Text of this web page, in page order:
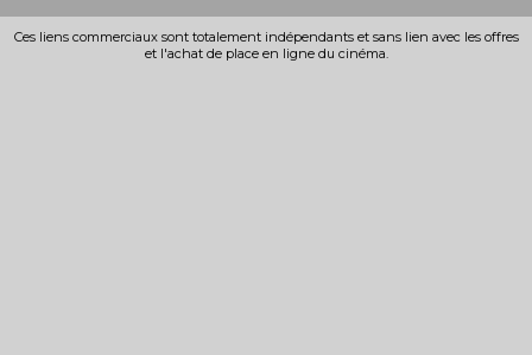
Ces liens commerciaux sont totalement indépendants et sans lien avec les offres
et l'achat de place en ligne du cinéma.